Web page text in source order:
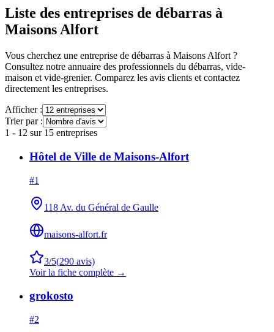
Liste des entreprises de débarras à
Maisons Alfort
Vous cherchez une entreprise de débarras à Maisons Alfort ?
Consultez notre annuaire des professionnels du débarras, vide-
maison et vide-grenier. Comparez les avis clients et contactez
directement les entreprises.
Afficher :
Trier par :
1 - 12 sur 15 entreprises
Hôtel de Ville de Maisons-Alfort
#1
118 Av. du Général de Gaulle
maisons-alfort.fr
3/5(290 avis)
Voir la fiche complète →
grokosto
#2